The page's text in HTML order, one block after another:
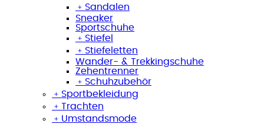
﹢ Sandalen
Sneaker
Sportschuhe
﹢ Stiefel
﹢ Stiefeletten
Wander- & Trekkingschuhe
Zehentrenner
﹢ Schuhzubehör
﹢ Sportbekleidung
﹢ Trachten
﹢ Umstandsmode